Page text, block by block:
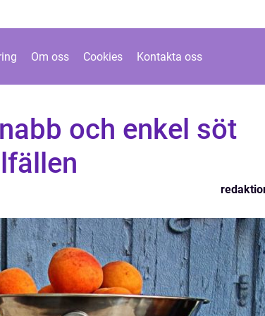
Om oss Cookies Kontakta oss
och enkel söt